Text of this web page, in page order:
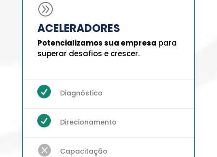
A
ACELERADORES
Potencializamos sua empresa para
superar desafios e crescer.
 Diagnóstico
 Direcionamento
 Capacitação